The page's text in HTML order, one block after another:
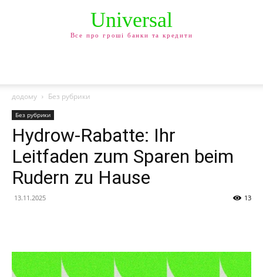
Universal
Все про гроші банки та кредити
додому Без рубрики
Без рубрики
Hydrow-Rabatte: Ihr
Leitfaden zum Sparen beim
Rudern zu Hause
13.11.2025 13